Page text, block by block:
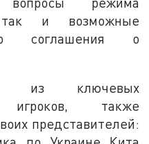
и возможные
соглашения о
ключевых
игроков, также
представителей: